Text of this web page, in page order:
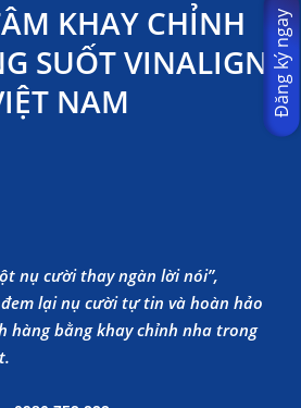
KHAY CHỈNH
SUỐT VINALIGN
NAM
nụ cười thay ngàn lời nói”,
lại nụ cười tự tin và hoàn hảo
hàng bằng khay chỉnh nha trong
Đăng ký ngay